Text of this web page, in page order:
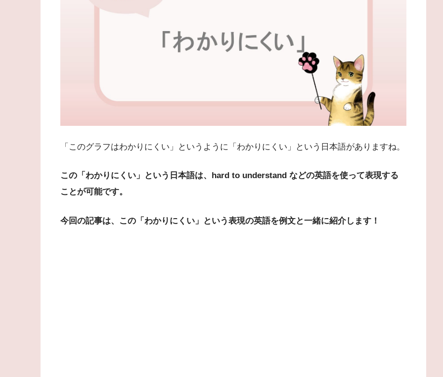
「このグラフはわかりにくい」というように「わかりにくい」という日本語がありますね。
この「わかりにくい」という日本語は、
hard to understand などの英語を使って表現する
ことが可能です。
今回の記事は、この「わかりにくい」 という表現の英語を例文と一緒に紹介します！